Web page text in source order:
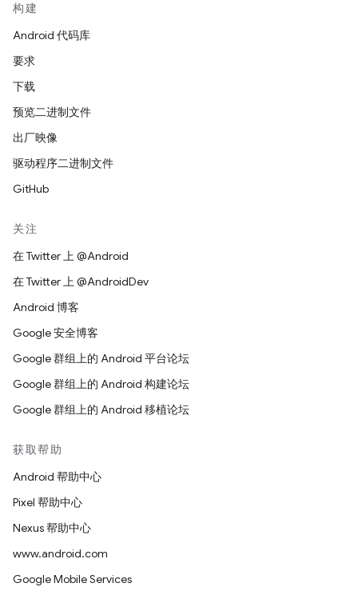
构建
Android 代码库
要求
下载
预览二进制文件
出厂映像
驱动程序二进制文件
GitHub
关注
在 Twitter 上 @Android
在 Twitter 上 @AndroidDev
Android 博客
Google 安全博客
Google 群组上的 Android 平台论坛
Google 群组上的 Android 构建论坛
Google 群组上的 Android 移植论坛
获取帮助
Android 帮助中心
Pixel 帮助中心
Nexus 帮助中心
www.android.com
Google Mobile Services